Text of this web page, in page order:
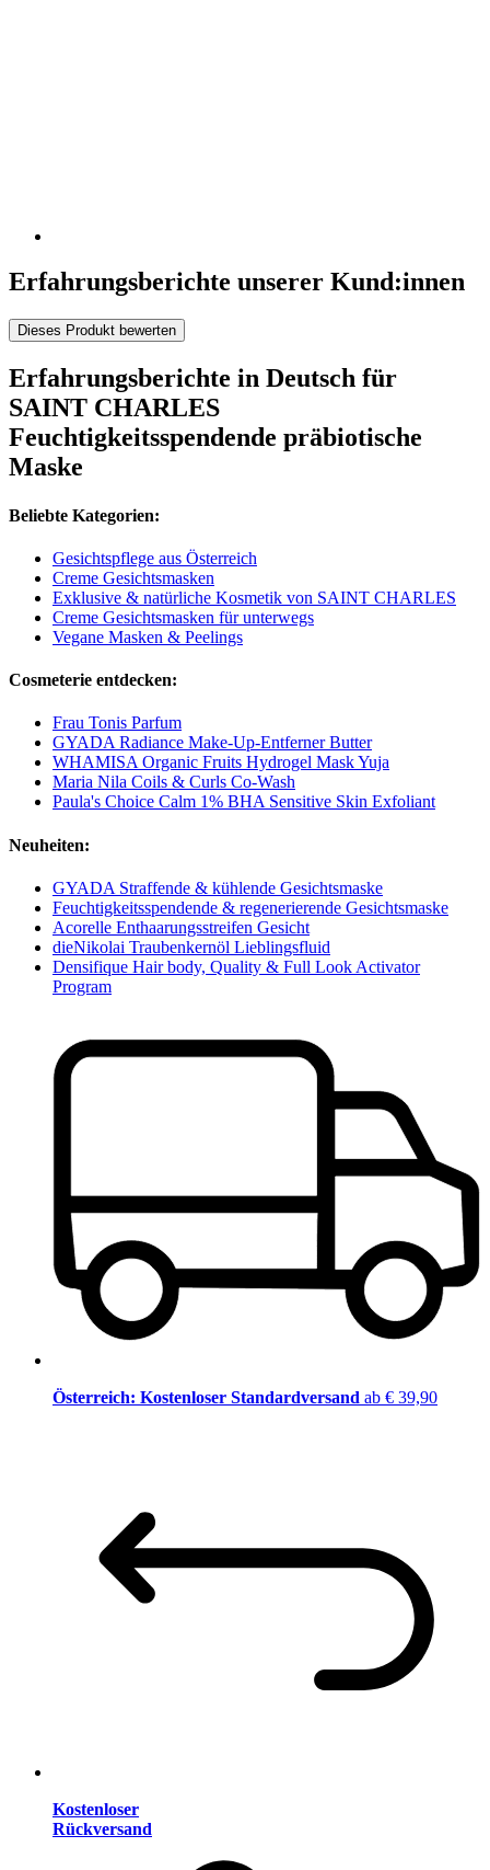
Erfahrungsberichte unserer Kund:innen
Dieses Produkt bewerten
Erfahrungsberichte in Deutsch für
SAINT CHARLES
Feuchtigkeitsspendende präbiotische
Maske
Beliebte Kategorien:
Gesichtspflege aus Österreich
Creme Gesichtsmasken
Exklusive & natürliche Kosmetik von SAINT CHARLES
Creme Gesichtsmasken für unterwegs
Vegane Masken & Peelings
Cosmeterie entdecken:
Frau Tonis Parfum
GYADA Radiance Make-Up-Entferner Butter
WHAMISA Organic Fruits Hydrogel Mask Yuja
Maria Nila Coils & Curls Co-Wash
Paula's Choice Calm 1% BHA Sensitive Skin Exfoliant
Neuheiten:
GYADA Straffende & kühlende Gesichtsmaske
Feuchtigkeitsspendende & regenerierende Gesichtsmaske
Acorelle Enthaarungsstreifen Gesicht
dieNikolai Traubenkernöl Lieblingsfluid
Densifique Hair body, Quality & Full Look Activator
Program
Österreich: Kostenloser Standardversand ab € 39,90
Kostenloser
Rückversand